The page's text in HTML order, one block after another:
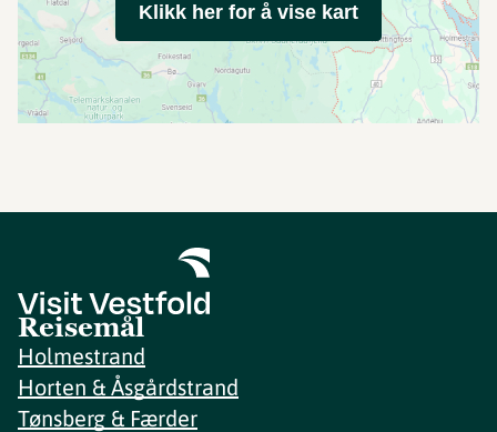
Klikk her for å vise kart
Reisemål
Holmestrand
Horten & Åsgårdstrand
Tønsberg & Færder